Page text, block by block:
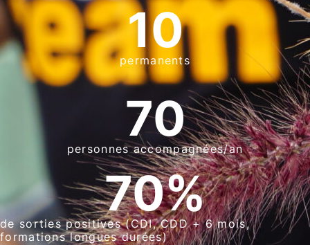
permanents
10
personnes accompagnées/an
70
de sorties positives (CDI, CDD + 6 mois,
formations longues durées)
70%